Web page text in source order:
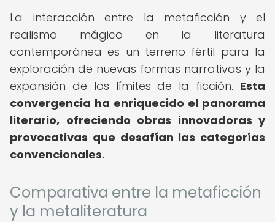
La interacción entre la metaficción y el
realismo mágico en la literatura
contemporánea es un terreno fértil para la
exploración de nuevas formas narrativas y la
expansión de los límites de la ficción. Esta
convergencia ha enriquecido el panorama
literario, ofreciendo obras innovadoras y
provocativas que desafían las categorías
convencionales.
Comparativa entre la metaficción
y la metaliteratura